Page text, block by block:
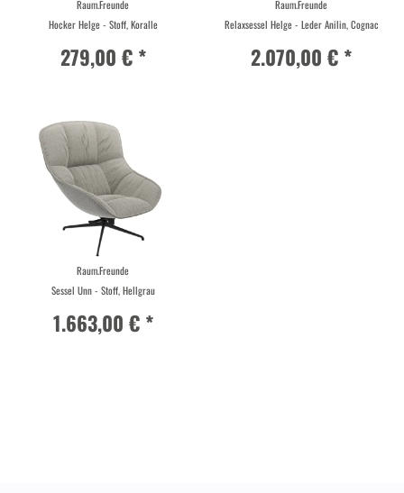
Raum.Freunde
Hocker Helge - Stoff, Koralle
279,00 € *
Raum.Freunde
Relaxsessel Helge - Leder Anilin, Cognac
2.070,00 € *
Raum.Freunde
Sessel Unn - Stoff, Hellgrau
1.663,00 € *